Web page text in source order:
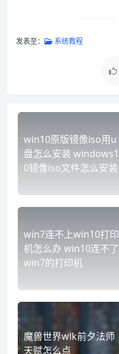
发表至： 系统教程
win10原版镜像iso用u
盘怎么安装 windows1
0镜像iso文件怎么安装
win7连不上win10打印
机怎么办 win10连不了
win7的打印机
魔兽世界wlk前夕法师
天赋怎么点